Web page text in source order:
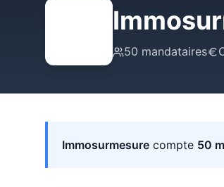
50 mandataires
Immosurmesure compte 50